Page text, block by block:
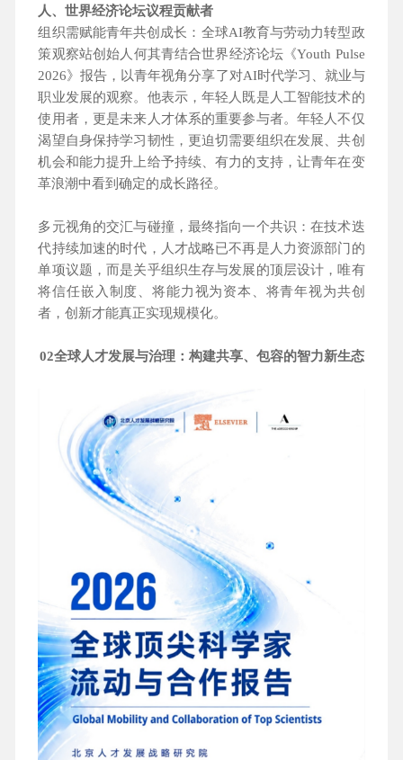
人、世界经济论坛议程贡献者
组织需赋能青年共创成长：全球AI教育与劳动力转型政
策观察站创始人何其青结合世界经济论坛《Youth Pulse
2026》报告，以青年视角分享了对AI时代学习、就业与
职业发展的观察。他表示，年轻人既是人工智能技术的
使用者，更是未来人才体系的重要参与者。年轻人不仅
渴望自身保持学习韧性，更迫切需要组织在发展、共创
机会和能力提升上给予持续、有力的支持，让青年在变
革浪潮中看到确定的成长路径。
多元视角的交汇与碰撞，最终指向一个共识：在技术迭
代持续加速的时代，人才战略已不再是人力资源部门的
单项议题，而是关乎组织生存与发展的顶层设计，唯有
将信任嵌入制度、将能力视为资本、将青年视为共创
者，创新才能真正实现规模化。
02全球人才发展与治理：构建共享、包容的智力新生态